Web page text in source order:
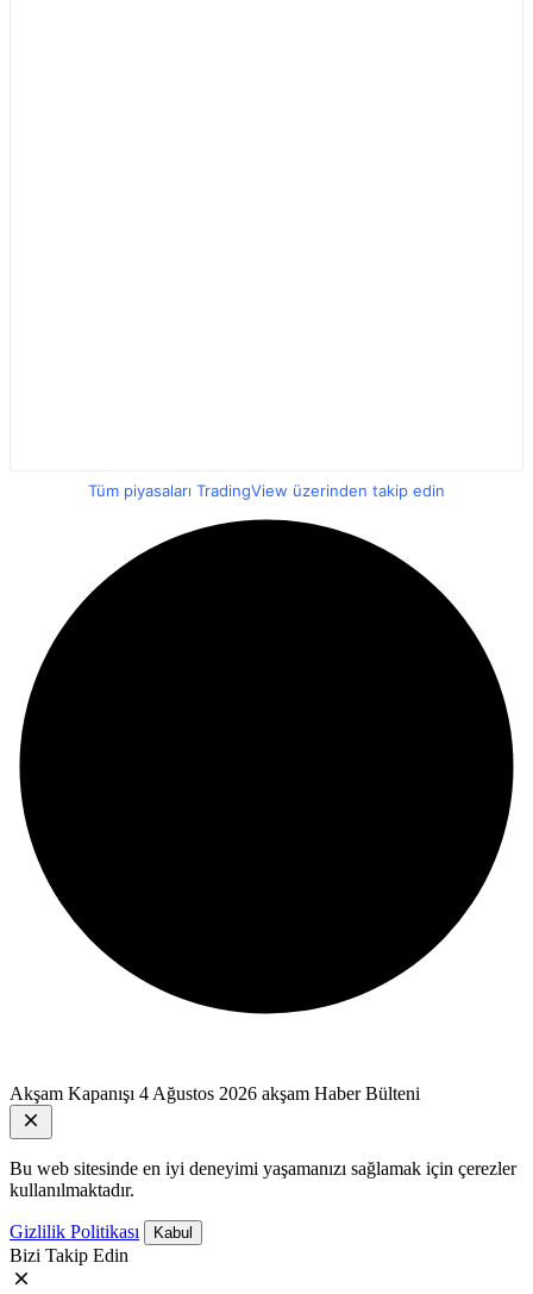
Tüm piyasaları TradingView üzerinden takip edin
Akşam Kapanışı 4 Ağustos 2026 akşam Haber Bülteni
Bu web sitesinde en iyi deneyimi yaşamanızı sağlamak için çerezler
kullanılmaktadır.
Gizlilik Politikası Kabul
Bizi Takip Edin